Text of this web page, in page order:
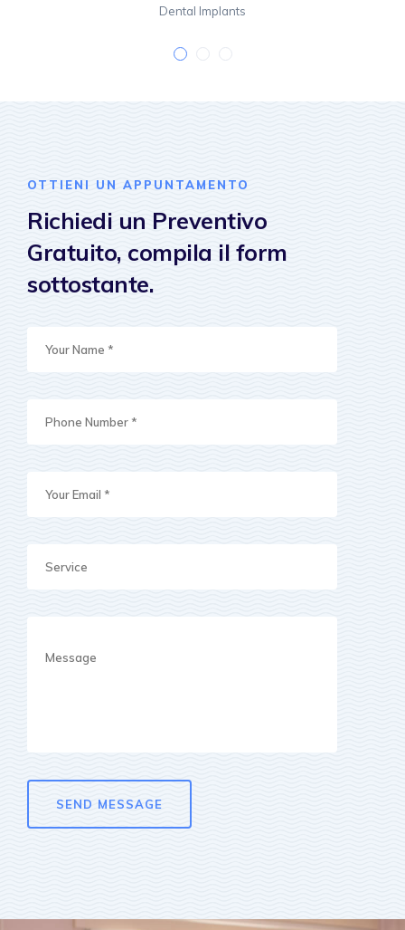
Dental Implants
OTTIENI UN APPUNTAMENTO
Richiedi un Preventivo
Gratuito, compila il form
sottostante.